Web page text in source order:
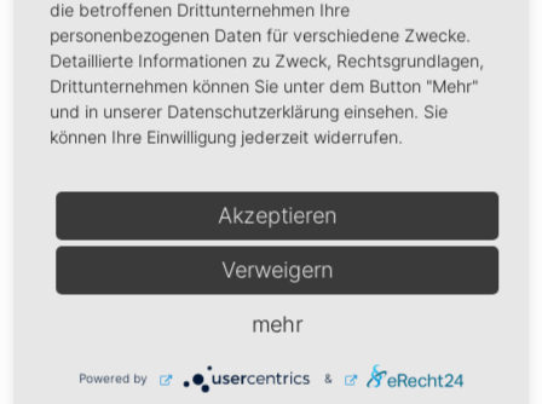
Februar 2026 (1 Eintrag)
2025
September 2025 (2 Einträge)
Juni 2025 (1 Eintrag)
April 2025 (1 Eintrag)
Februar 2025 (1 Eintrag)
Dezember 2024 (1 Eintrag)
November 2024 (1 Eintrag)
April 2024 (1 Eintrag)
die betroffenen Drittunternehmen Ihre
personenbezogenen Daten für verschiedene Zwecke.
Detaillierte Informationen zu Zweck, Rechtsgrundlagen,
Drittunternehmen können Sie unter dem Button "Mehr"
und in unserer Datenschutzerklärung einsehen. Sie
können Ihre Einwilligung jederzeit widerrufen.
Akzeptieren
Verweigern
mehr
Powered by &